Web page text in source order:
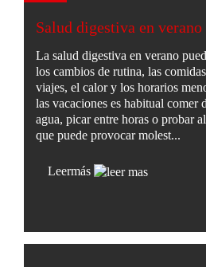
Salud digestiva en verano
La salud digestiva en verano
los cambios de rutina, las
viajes, el calor y los horarios
las vacaciones es habitual comer
agua, picar entre horas o probar
que puede provocar molest...
Leermás